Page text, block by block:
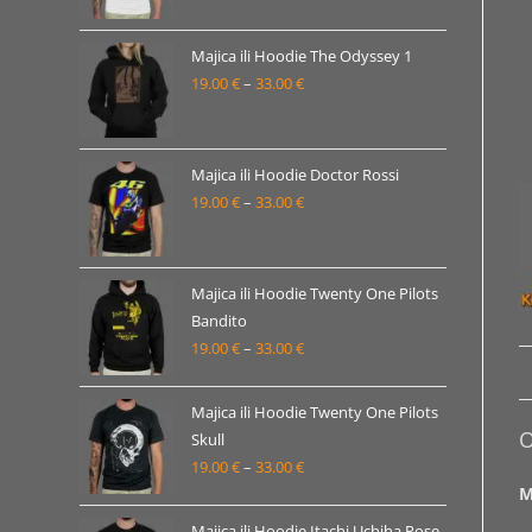
od
19.00 €
do
Majica ili Hoodie The Odyssey 1
19.00€– 33.00€Raspon
od
19.00 €
do
Majica ili Hoodie Doctor Rossi
19.00€– 33.00€Raspon
od
19.00 €
33.00 €
Majica ili Hoodie Twenty One Pilots
Bandito
19.00€– 33.00€Raspon
od
do
Majica ili Hoodie Twenty One Pilots
Skull
19.00€– 33.00€Raspon
od